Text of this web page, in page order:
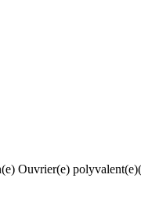
Ouvrier(e)